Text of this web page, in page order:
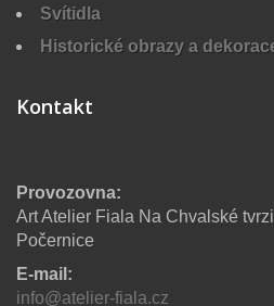
Svítidla
Historické obrazy a
Kontakt
Provozovna:
Art Atelier Fiala Na Chvalské
Počernice
E-mail:
info@atelier-fiala.cz